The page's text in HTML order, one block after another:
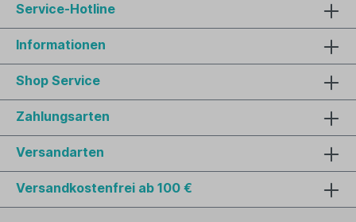
Service-Hotline
Informationen
Shop Service
Zahlungsarten
Versandarten
Versandkostenfrei ab 100 €